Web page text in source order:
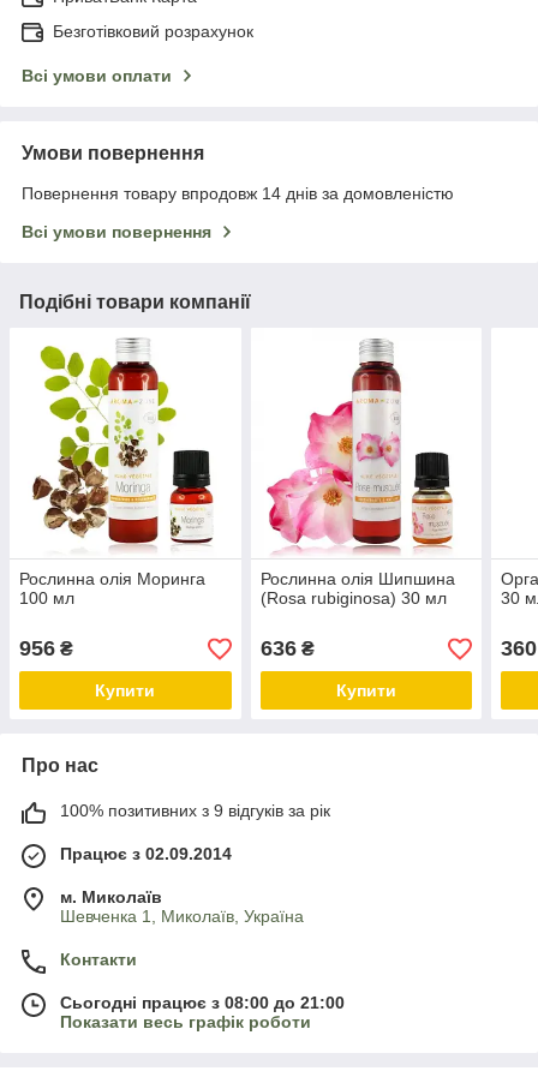
Безготівковий розрахунок
Всі умови оплати
Умови повернення
Повернення товару впродовж 14 днів за домовленістю
Всі умови повернення
Подібні товари компанії
Рослинна олія Моринга
100 мл
956 ₴
Купити
Рослинна олія Шипшина
(Rosa rubiginosa) 30 мл
636₴
Купити
30
360
Про нас
100% позитивних з 9 відгуків за рік
Працює з 02.09.2014
м. Миколаїв
Шевченка 1, Миколаїв, Україна
Контакти
Сьогодні працює з 08:00 до 21:00
Показати весь графік роботи